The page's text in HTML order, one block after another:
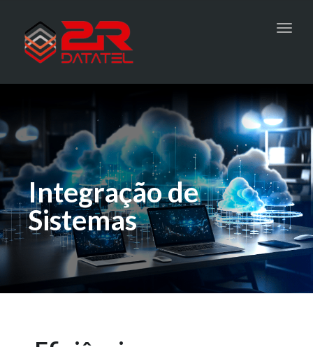
Integração de
Sistemas